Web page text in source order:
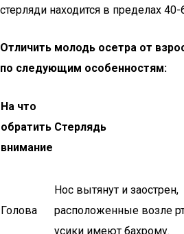
стерляди находится в пределах
Отличить молодь осетра от
по следующим особенностям:
На что
обратить
внимание
Стерлядь
Голова
Нос вытянут и заострен,
расположенные возле
усики имеют бахрому.